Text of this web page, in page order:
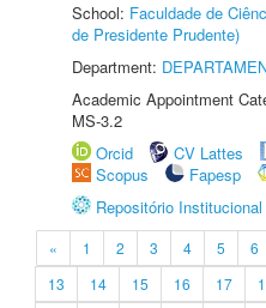
School: Faculdade de
de Presidente Prudente)
Department:
Academic Appointment
MS-3.2
Orcid
CV Lattes
Scopus
Fapesp
Repositório
« 1 2 3 4 5 6
13
14 15 16 17